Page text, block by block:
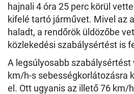
hajnali 4 óra 25 perc körül
kifelé tartó járművet. Mivel az
haladt, a rendőrök üldözőbe
közlekedési szabálysértést is
A legsúlyosabb szabálysértést
km/h-s sebességkorlátozásra
el. Ott ugyanis az illető 76 km/